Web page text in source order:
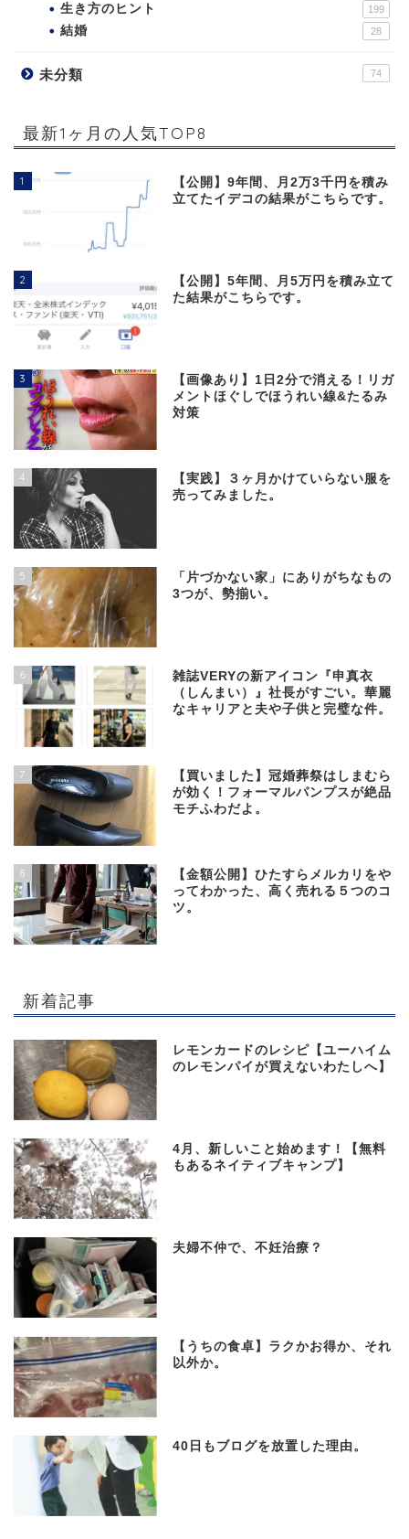
生き方のヒント 199
結婚 28
未分類 74
最新1ヶ月の人気TOP8
1
【公開】9年間、月2万3千円を積み
立てたイデコの結果がこちらです。
2
【公開】5年間、月5万円を積み立て
た結果がこちらです。
3
【画像あり】1日2分で消える！リガ
メントほぐしでほうれい線&たるみ
対策
4
【実践】３ヶ月かけていらない服を
売ってみました。
5
「片づかない家」にありがちなもの
3つが、勢揃い。
6
雑誌VERYの新アイコン『申真衣
（しんまい）』社長がすごい。華麗
なキャリアと夫や子供と完璧な件。
7
【買いました】冠婚葬祭はしまむら
が効く！フォーマルパンプスが絶品
モチふわだよ。
8
【金額公開】ひたすらメルカリをや
ってわかった、高く売れる５つのコ
ツ。
新着記事
レモンカードのレシピ【ユーハイム
のレモンパイが買えないわたしへ】
4月、新しいこと始めます！【無料
もあるネイティブキャンプ】
夫婦不仲で、不妊治療？
【うちの食卓】ラクかお得か、それ
以外か。
40日もブログを放置した理由。